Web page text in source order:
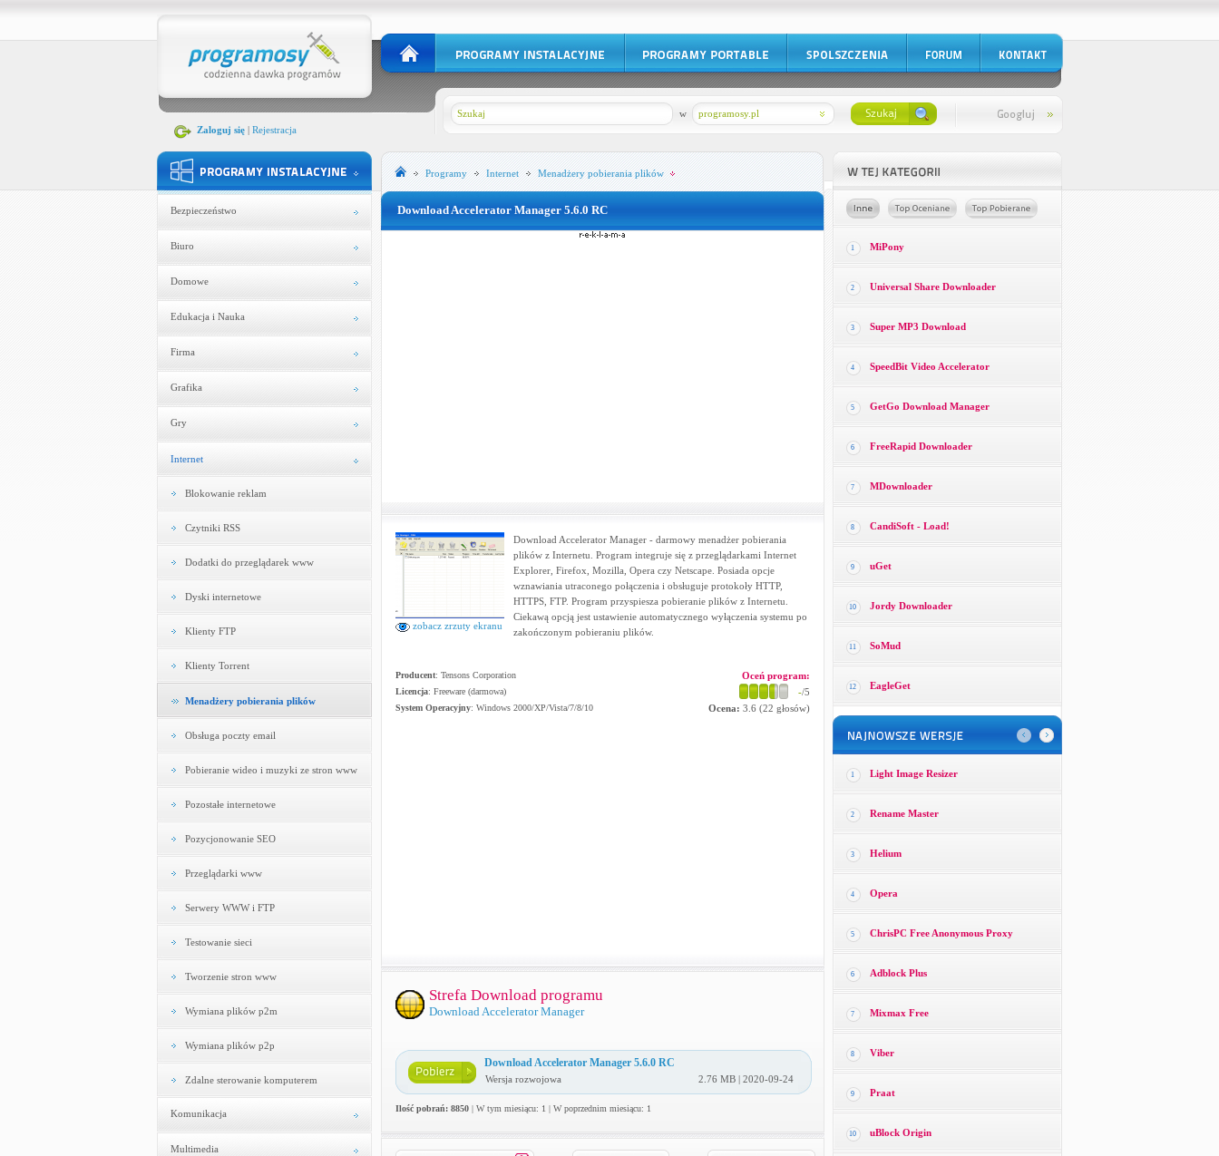
Zaloguj się| Rejestracja
programosy.pl
w
Bezpieczeństwo
Biuro
Domowe
Edukacja i Nauka
Firma
Grafika
Gry
Internet
Blokowanie reklam
Czytniki RSS
Dodatki do przeglądarek www
Dyski internetowe
Klienty FTP
Klienty Torrent
Menadżery pobierania plików
Obsługa poczty email
Pobieranie wideo i muzyki ze stron www
Pozostałe internetowe
Pozycjonowanie SEO
Przeglądarki www
Serwery WWW i FTP
Testowanie sieci
Tworzenie stron www
Wymiana plików p2m
Wymiana plików p2p
Zdalne sterowanie komputerem
Komunikacja
Multimedia
Programy Internet Menadżery pobierania plików
Download Accelerator Manager 5.6.0 RC
zobacz zrzuty ekranu
Download Accelerator Manager - darmowy menadżer pobierania
plików z Internetu. Program integruje się z przeglądarkami Internet
Explorer, Firefox, Mozilla, Opera czy Netscape. Posiada opcje
wznawiania utraconego połączenia i obsługuje protokoły HTTP,
HTTPS, FTP. Program przyspiesza pobieranie plików z Internetu.
Ciekawą opcją jest ustawienie automatycznego wyłączenia systemu po
zakończonym pobieraniu plików.
Producent: Tensons Corporation
Licencja: Freeware (darmowa)
System Operacyjny: Windows 2000/XP/Vista/7/8/10
Oceń program:
-/5
Ocena: 3.6 (22 głosów)
Strefa Download programu
Download Accelerator Manager
Download Accelerator Manager 5.6.0 RC
Wersja rozwojowa 2.76 MB | 2020-09-24
Ilość pobrań: 8850| W tym miesiącu: 1 | W poprzednim miesiącu: 1
1 MiPony
2 Universal Share Downloader
3 Super MP3 Download
4 SpeedBit Video Accelerator
5 GetGo Download Manager
6 FreeRapid Downloader
7 MDownloader
8 CandiSoft - Load!
9 uGet
10 Jordy Downloader
11 SoMud
12 EagleGet
1 Light Image Resizer
2 Rename Master
3 Helium
4 Opera
5 ChrisPC Free Anonymous Proxy
6 Adblock Plus
7 Mixmax Free
8 Viber
9 Praat
10 uBlock Origin